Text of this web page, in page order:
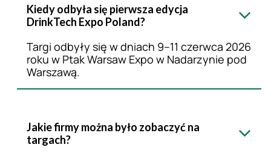
Kiedy odbyła się pierwsza edycja
DrinkTech Expo Poland?
Targi odbyły się w dniach 9–11 czerwca 2026
roku w Ptak Warsaw Expo w Nadarzynie pod
Warszawą.
Jakie firmy można było zobaczyć na
targach?